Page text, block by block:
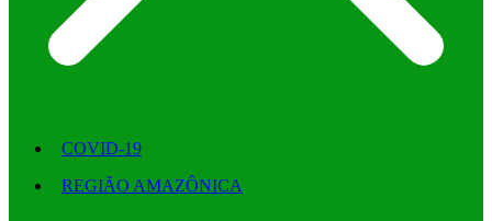
COVID-19
REGIÃO AMAZÔNICA